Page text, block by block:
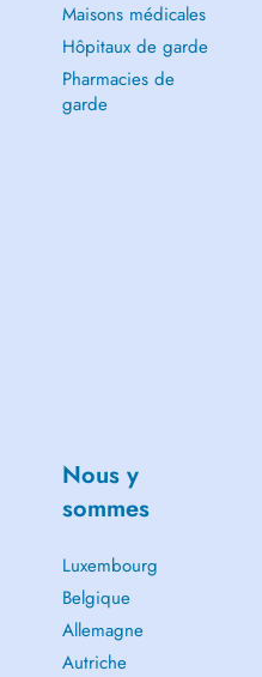
Maisons médicales
Hôpitaux de garde
Pharmacies de
garde
Nous y
sommes
Luxembourg
Belgique
Allemagne
Autriche